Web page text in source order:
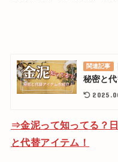
関連記事
秘密と
⇒金泥って知ってる？
と代替アイテム！